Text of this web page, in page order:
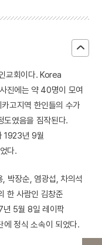
교회이다. Korea
진에는 약 40명이 모여
고지역 한인들의 수가
였음을 짐작된다.
1923년 9월
다.
박장순, 염광섭, 차의석
한 사람인 김창준
5월 8일 레이팍
에 정식 소속이 되었다.